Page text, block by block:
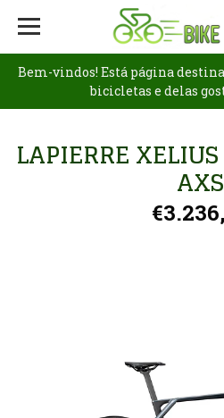
Bem-vindos! Está página
bicicletas e delas
LAPIERRE
AXS